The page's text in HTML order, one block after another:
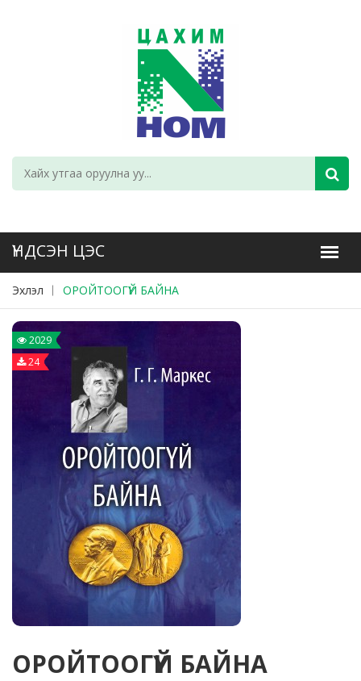
Эхлэл ОРОЙТООГҮЙ БАЙНА
2029
24
ОРОЙТООГҮЙ БАЙНА